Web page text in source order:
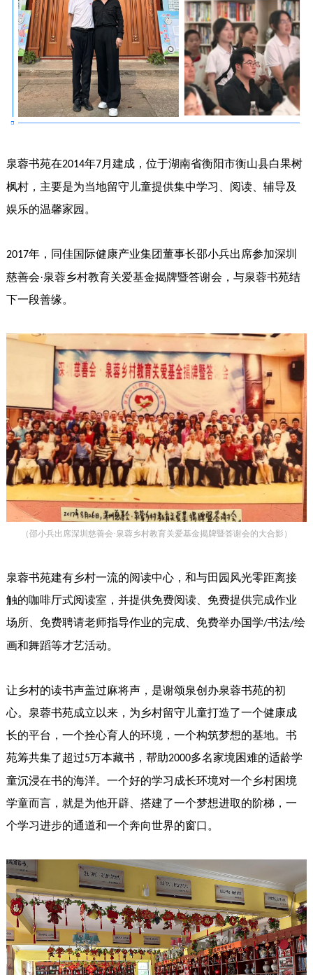
泉蓉书苑在2014年7月建成，位于湖南省衡阳市衡山县白果树
枫村，主要是为当地留守儿童提供集中学习、阅读、辅导及
娱乐的温馨家园。
2017年，同佳国际健康产业集团董事长邵小兵出席参加深圳
慈善会·泉蓉乡村教育关爱基金揭牌暨答谢会，与泉蓉书苑结
下一段善缘。
（邵小兵出席深圳慈善会·泉蓉乡村教育关爱基金揭牌暨答谢会的大合影）
泉蓉书苑建有乡村一流的阅读中心，和与田园风光零距离接
触的咖啡厅式阅读室，并提供免费阅读、免费提供完成作业
场所、免费聘请老师指导作业的完成、免费举办国学/书法/绘
画和舞蹈等才艺活动。
让乡村的读书声盖过麻将声，是谢颂泉创办泉蓉书苑的初
心。泉蓉书苑成立以来，为乡村留守儿童打造了一个健康成
长的平台，一个拴心育人的环境，一个构筑梦想的基地。书
苑筹共集了超过5万本藏书，帮助2000多名家境困难的适龄学
童沉浸在书的海洋。一个好的学习成长环境对一个乡村困境
学童而言，就是为他开辟、搭建了一个梦想进取的阶梯，一
个学习进步的通道和一个奔向世界的窗口。